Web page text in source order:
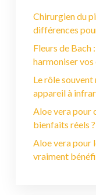
Chirurgien du
différences
Fleurs de Bach
harmoniser
Le rôle souvent
appareil à
Aloe vera pour
bienfaits réels ?
Aloe vera pour
vraiment